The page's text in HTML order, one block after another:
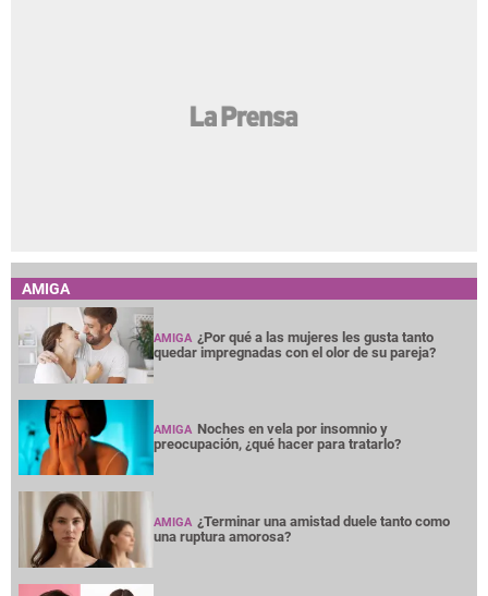
AMIGA
AMIGA ¿Por qué a las mujeres les gusta tanto
quedar impregnadas con el olor de su pareja?
AMIGA Noches en vela por insomnio y
preocupación, ¿qué hacer para tratarlo?
AMIGA ¿Terminar una amistad duele tanto como
una ruptura amorosa?